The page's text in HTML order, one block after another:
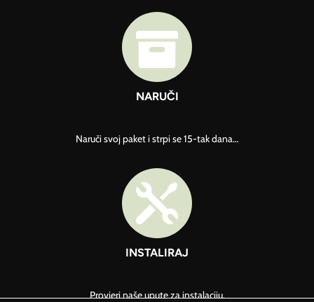

NARUČI
Naruči svoj paket i strpi se 15-tak dana…

INSTALIRAJ
Provjeri naše upute za instalaciju.